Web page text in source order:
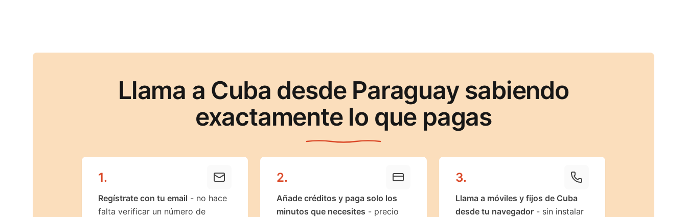
Llama a Cuba desde Paraguay sabiendo
exactamente lo que pagas
1.
Regístrate con tu email - no hace
falta verificar un número de
2.
Añade créditos y paga solo los
minutos que necesites - precio
3.
Llama a móviles y fijos de Cuba
desde tu navegador- sin instalar